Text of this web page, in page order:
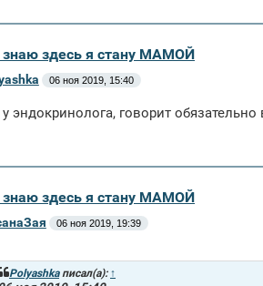
знаю здесь я стану МАМОЙ
06 ноя 2019, 15:40
эндокринолога, говорит
знаю здесь я стану МАМОЙ
06 ноя 2019, 19:39
Polyashkaписал(а): ↑